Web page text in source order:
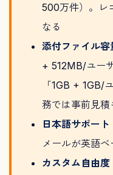
500万件）。レ
なる
添付ファイル容
+ 512MB/ユー
「1GB + 1GB/
務では事前見積
日本語サポート
メールが英語ベ
カスタム自由度